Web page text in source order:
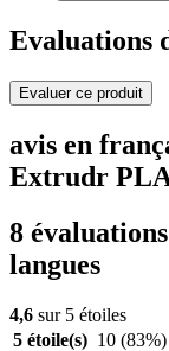
Evaluations
Evaluer ce produit
avis en
Extrudr
8
langues
4,6 sur 5 étoiles
5 étoile(s) 10 (83%)